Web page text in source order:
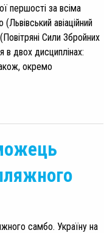
першості за всіма
авіаційний
Сили Збройних
в двох дисциплінах:
окремо
самбо. Україну на